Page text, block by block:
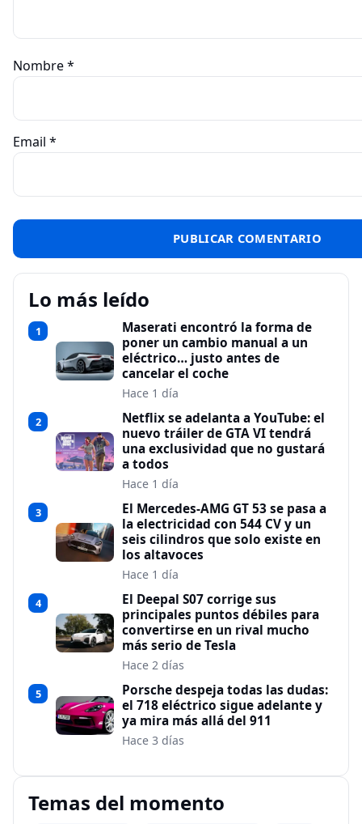
Nombre*
Email *
Lo más leído
1
Maserati encontró la forma de
poner un cambio manual a un
eléctrico… justo antes de
cancelar el coche
Hace 1 día
2
Netflix se adelanta a YouTube: el
nuevo tráiler de GTA VI tendrá
una exclusividad que no gustará
a todos
Hace 1 día
3
El Mercedes-AMG GT 53 se pasa a
la electricidad con 544 CV y un
seis cilindros que solo existe en
los altavoces
Hace 1 día
4
El Deepal S07 corrige sus
principales puntos débiles para
convertirse en un rival mucho
más serio de Tesla
Hace 2 días
5
Porsche despeja todas las dudas:
el 718 eléctrico sigue adelante y
ya mira más allá del 911
Hace 3 días
Temas del momento